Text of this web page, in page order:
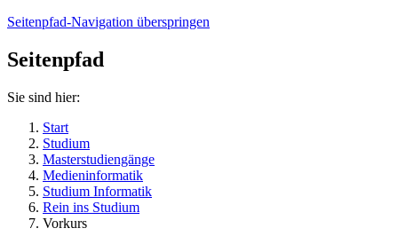
Seitenpfad-Navigation überspringen
Seitenpfad
Sie sind hier:
Start
Studium
Masterstudiengänge
Medieninformatik
Studium Informatik
Rein ins Studium
Vorkurs